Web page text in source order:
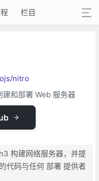
栏目
nitro
和部署 Web 服务器
构建网络服务器，并提
代码与任何 部署 提供者